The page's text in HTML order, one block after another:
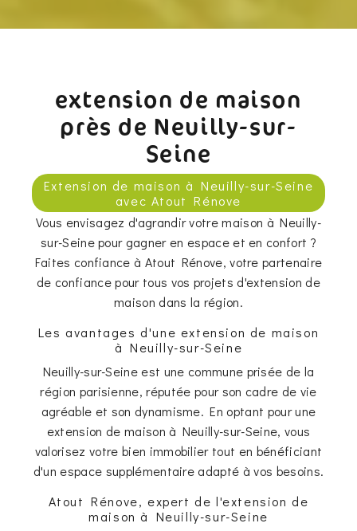
extension de maison
près de Neuilly-sur-
Seine
Extension de maison à Neuilly-sur-Seine
avec Atout Rénove
Vous envisagez d'agrandir votre maison à Neuilly-
sur-Seine pour gagner en espace et en confort ?
Faites confiance à Atout Rénove, votre partenaire
de confiance pour tous vos projets d'extension de
maison dans la région.
Les avantages d'une extension de maison
à Neuilly-sur-Seine
Neuilly-sur-Seine est une commune prisée de la
région parisienne, réputée pour son cadre de vie
agréable et son dynamisme. En optant pour une
extension de maison à Neuilly-sur-Seine, vous
valorisez votre bien immobilier tout en bénéficiant
d'un espace supplémentaire adapté à vos besoins.
Atout Rénove, expert de l'extension de
maison à Neuilly-sur-Seine